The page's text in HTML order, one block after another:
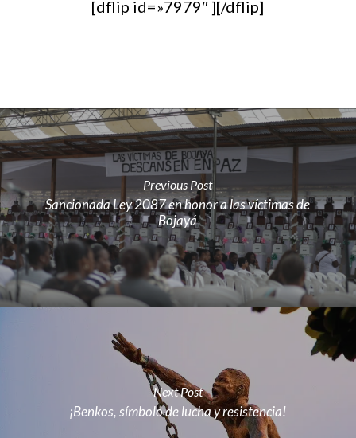
[dflip id=»7979″ ][/dflip]
Previous Post
Sancionada Ley 2087 en honor a las víctimas de
Bojayá
Next Post
¡Benkos, símbolo de lucha y resistencia!